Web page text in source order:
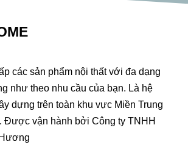
các sản phẩm nội thất với đa dạng
như theo nhu cầu của bạn. Là hệ
dựng trên toàn khu vực Miền Trung
Được vận hành bởi Công ty TNHH